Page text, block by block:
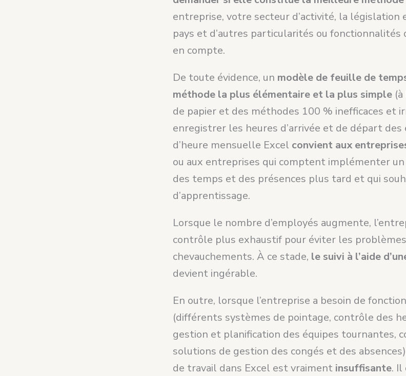
entreprise, votre secteur d’activité, la législation
pays et d’autres particularités ou fonctionnalités
en compte.
De toute évidence, un modèle de feuille de
méthode la plus élémentaire et la plus simple
de papier et des méthodes 100 % inefficaces et
enregistrer les heures d’arrivée et de départ
d’heure mensuelle Excel convient aux
ou aux entreprises qui comptent implémenter
des temps et des présences plus tard et qui
d’apprentissage.
Lorsque le nombre d’employés augmente,
contrôle plus exhaustif pour éviter les
chevauchements. À ce stade, le suivi à l’aide
devient ingérable.
En outre, lorsque l’entreprise a besoin de
(différents systèmes de pointage, contrôle des
gestion et planification des équipes tournantes,
solutions de gestion des congés et des
de travail dans Excel est vraiment insuffisante. Il